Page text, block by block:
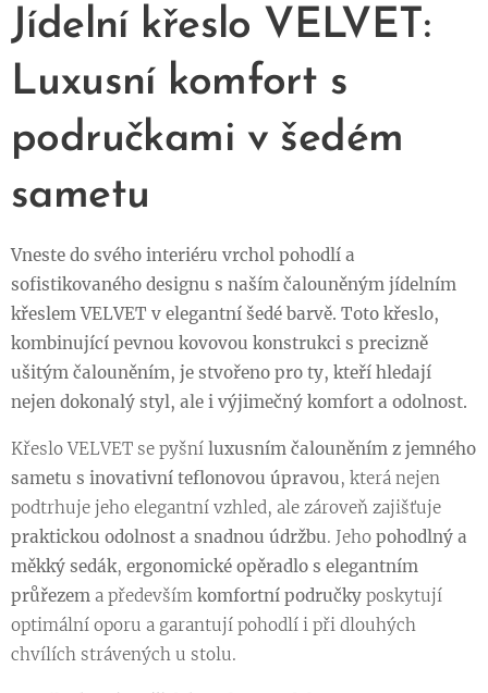
Jídelní křeslo VELVET:
Luxusní komfort s
područkami v šedém
sametu
Vneste do svého interiéru vrchol pohodlí a
sofistikovaného designu s naším čalouněným jídelním
křeslem VELVET v elegantní šedé barvě. Toto křeslo,
kombinující pevnou kovovou konstrukci s precizně
ušitým čalouněním, je stvořeno pro ty, kteří hledají
nejen dokonalý styl, ale i výjimečný komfort a odolnost.
Křeslo VELVET se pyšní luxusním čalouněním z jemného
sametu s inovativní teflonovou úpravou, která nejen
podtrhuje jeho elegantní vzhled, ale zároveň zajišťuje
praktickou odolnost a snadnou údržbu. Jeho pohodlný a
měkký sedák, ergonomické opěradlo s elegantním
průřezem a především komfortní područky poskytují
optimální oporu a garantují pohodlí i při dlouhých
chvílích strávených u stolu.